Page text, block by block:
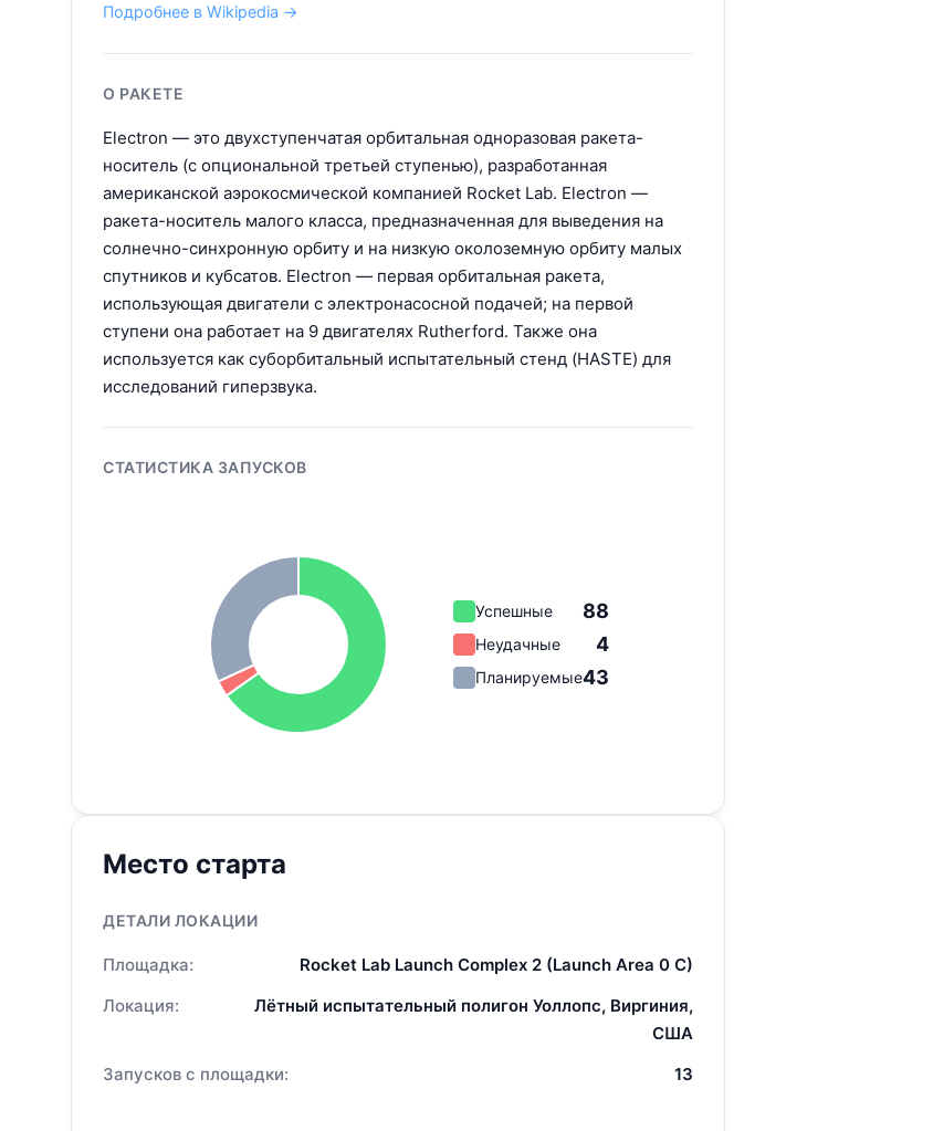
Подробнее в Wikipedia →
О РАКЕТЕ
Electron — это двухступенчатая орбитальная одноразовая ракета-
носитель (с опциональной третьей ступенью), разработанная
американской аэрокосмической компанией Rocket Lab. Electron —
ракета-носитель малого класса, предназначенная для выведения на
солнечно-синхронную орбиту и на низкую околоземную орбиту малых
спутников и кубсатов. Electron — первая орбитальная ракета,
использующая двигатели с электронасосной подачей; на первой
ступени она работает на 9 двигателях Rutherford. Также она
используется как суборбитальный испытательный стенд (HASTE) для
исследований гиперзвука.
СТАТИСТИКА ЗАПУСКОВ
Успешные 88
Неудачные 4
Планируемые43
Место старта
ДЕТАЛИ ЛОКАЦИИ
Площадка:
Rocket Lab Launch Complex 2 (Launch Area 0 C)
Локация:
Лётный испытательный полигон Уоллопс, Виргиния,
США
Запусков с площадки:
13